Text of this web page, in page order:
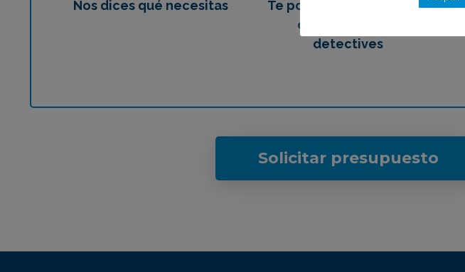
Nos dices qué necesitas
Te ponemos en contacto
con los mejores
detectives
Solicitar presupuesto